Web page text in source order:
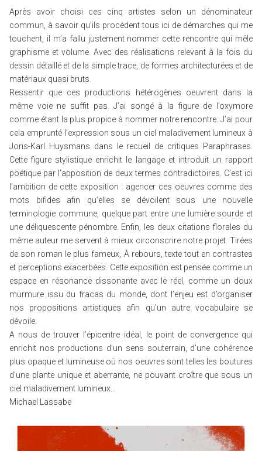
Après avoir choisi ces cinq artistes selon un dénominateur
commun, à savoir qu’ils procèdent tous ici de démarches qui me
touchent, il m’a fallu justement nommer cette rencontre qui mêle
graphisme et volume. Avec des réalisations relevant à la fois du
dessin détaillé et de la simple trace, de formes architecturées et de
matériaux quasi bruts.
Ressentir que ces productions hétérogènes oeuvrent dans la
même voie ne suffit pas. J’ai songé à la figure de l’oxymore
comme étant la plus propice à nommer notre rencontre. J’ai pour
cela emprunté l’expression sous un ciel maladivement lumineux à
Joris-Karl Huysmans dans le recueil de critiques Paraphrases.
Cette figure stylistique enrichit le langage et introduit un rapport
poétique par l’apposition de deux termes contradictoires. C’est ici
l’ambition de cette exposition : agencer ces oeuvres comme des
mots bifides afin qu’elles se dévoilent sous une nouvelle
terminologie commune, quelque part entre une lumière sourde et
une déliquescente pénombre. Enfin, les deux citations florales du
même auteur me servent à mieux circonscrire notre projet. Tirées
de son roman le plus fameux, À rebours, texte tout en contrastes
et perceptions exacerbées. Cette exposition est pensée comme un
espace en résonance dissonante avec le réel, comme un doux
murmure issu du fracas du monde, dont l’enjeu est d’organiser
nos propositions artistiques afin qu’un autre vocabulaire se
dévoile.
A nous de trouver l’épicentre idéal, le point de convergence qui
enrichit nos productions d’un sens souterrain, d’une cohérence
plus opaque et lumineuse où nos oeuvres sont telles les boutures
d’une plante unique et aberrante, ne pouvant croître que sous un
ciel maladivement lumineux…
Michael Lassabe